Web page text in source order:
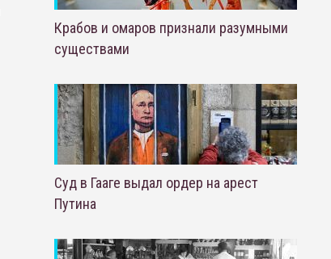
Крабов и омаров признали разумными
существами
Суд в Гааге выдал ордер на арест
Путина